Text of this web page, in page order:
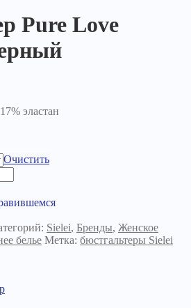
Pure Love
эластан
Очистить
Sielei, Бренды, Женское
белье Метка: бюстгальтеры Sielei